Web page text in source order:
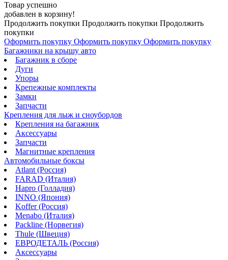
Товар успешно
добавлен в корзину!
Продолжить покупки Продолжить покупки Продолжить
покупки
Оформить покупку Оформить покупку Оформить покупку
Багажники на крышу авто
Багажник в сборе
Дуги
Упоры
Крепежные комплекты
Замки
Запчасти
Крепления для лыж и сноубордов
Крепления на багажник
Аксессуары
Запчасти
Магнитные крепления
Автомобильные боксы
Atlant (Россия)
FARAD (Италия)
Hapro (Голладия)
INNO (Япония)
Koffer (Россия)
Menabo (Италия)
Packline (Норвегия)
Thule (Швеция)
ЕВРОДЕТАЛЬ (Россия)
Аксессуары